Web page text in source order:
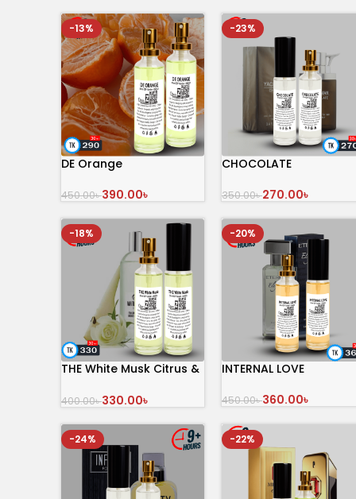
অর্ডার করুন অর্ডার করুন
-13%
DE Orange
450.00৳390.00৳
অর্ডার করুন
-23%
CHOCOLATE
350.00৳270.00৳
অর্ডার করুন
-18%
THE White Musk Citrus &
Perfume
400.00৳330.00৳
অর্ডার করুন
-20%
INTERNAL LOVE
450.00৳360.00৳
অর্ডার করুন
-24% -22%